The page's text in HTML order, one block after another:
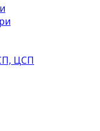
ЦСП